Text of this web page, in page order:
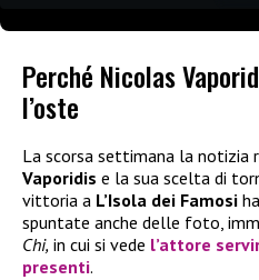
Perché Nicolas
l’oste
La scorsa settimana la notizia
Vaporidis e la sua scelta di
vittoria a L’Isola dei Famosi
spuntate anche delle foto,
Chi, in cui si vede l’attore
presenti.